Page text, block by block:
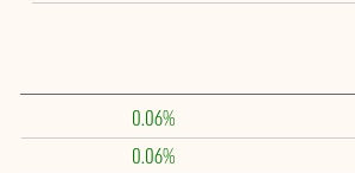
0.06%
0.06%